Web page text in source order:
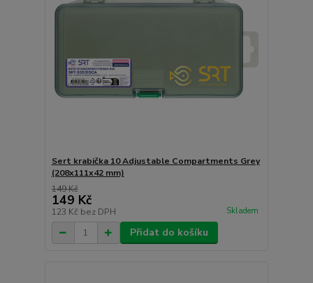
Sert krabička 10 Adjustable Compartments Grey
(208x111x42 mm)
149 Kč
149 Kč
123 Kč bez DPH Skladem
Přidat do košíku